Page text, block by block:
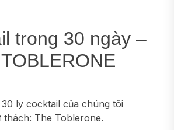
trong 30 ngày –
ly cocktail của chúng tôi
The Toblerone.